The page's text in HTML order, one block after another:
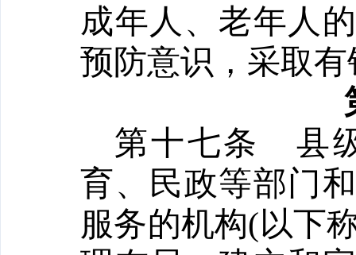
成年人、老年人
预防意识，采取
第十七条 县
育、民政等部门
服务的机构(以下